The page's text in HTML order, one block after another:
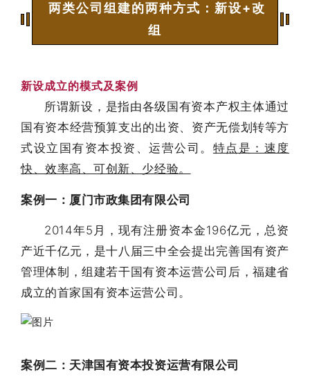
两类公司组建的两种方式：新设+改
组
新设成立的模式及案例
所谓新设，是指由各级国有资本产权主体通过
国有资本经营预算支出的出资、资产无偿划转等方
式设立国有资本投资、运营公司。 特点是：速度
快、效率高、可创新、少经验。
案例一：厦门市政集团有限公司
2014年5月，现有注册资本金196亿元，总资
产近千亿元，是十八届三中全会提出完善国有资产
管理体制，组建若干国有资本运营公司后，福建省
成立的首家国有资本运营公司。
案例二：天津国有资本投资运营有限公司